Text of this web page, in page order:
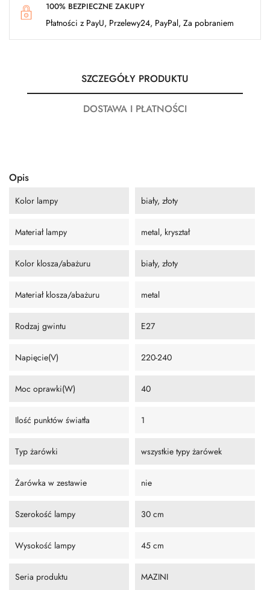
100% BEZPIECZNE ZAKUPY
Płatności z PayU, Przelewy24, PayPal, Za pobraniem
SZCZEGÓŁY PRODUKTU
DOSTAWA I PŁATNOŚCI
Opis
Kolor lampy biały, złoty
Materiał lampy metal, kryształ
Kolor klosza/abażuru biały, złoty
Materiał klosza/abażuru metal
Rodzaj gwintu E27
Napięcie(V) 220-240
Moc oprawki(W) 40
Ilość punktów światła 1
Typ żarówki wszystkie typy żarówek
Żarówka w zestawie nie
Szerokość lampy 30 cm
Wysokość lampy 45 cm
Seria produktu MAZINI